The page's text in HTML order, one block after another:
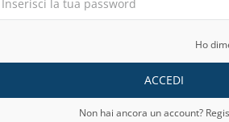
Ho
ACCEDI
Non hai ancora un account?